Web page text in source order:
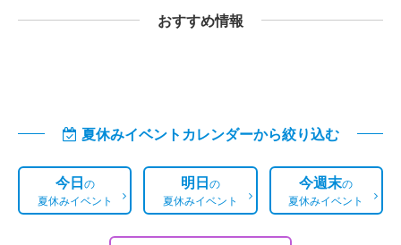
おすすめ情報
夏休みイベントカレンダーから絞り込む
今日の
夏休みイベント
明日の
夏休みイベント
今週末の
夏休みイベント